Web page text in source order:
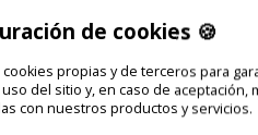
de cookies 🍪
propias y de terceros para
del sitio y, en caso de aceptación,
con nuestros productos y servicios.